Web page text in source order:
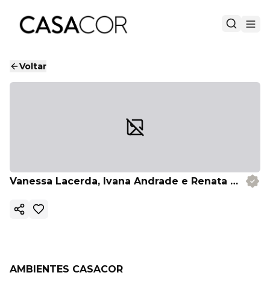
Voltar
Vanessa Lacerda, lvana Andrade e Renata Gomes
Copiar link
AMBIENTES CASACOR